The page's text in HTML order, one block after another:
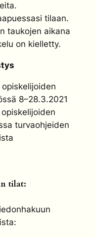
tilaan.
taukojen aikana
on kielletty.
8–28.3.2021
turvaohjeiden
tilat: